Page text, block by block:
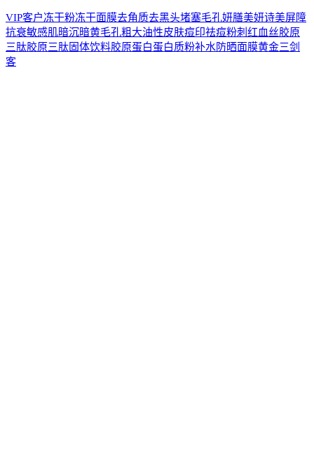
VIP客户冻干粉冻干面膜去角质去黑头堵塞毛孔妍膳美妍诗美屏障
抗衰敏感肌暗沉暗黄毛孔粗大油性皮肤痘印祛痘粉刺 红血丝胶原
三肽胶原三肽固体饮料胶原蛋白蛋白质粉补水 防晒面膜黄金三剑
客